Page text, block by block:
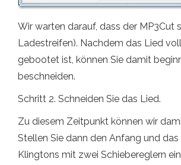
Wir warten darauf, dass der MP3Cut
Ladestreifen). Nachdem das Lied
gebootet ist, können Sie damit
beschneiden.
Schritt 2. Schneiden Sie das Lied.
Zu diesem Zeitpunkt können wir
Stellen Sie dann den Anfang und das
Klingtons mit zwei Schiebereglern